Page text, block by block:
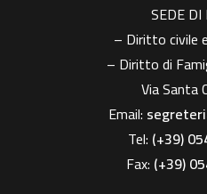
SEDE
– Diritto civile
– Diritto di
Via Santa
Email:
Tel: (+39)
Fax: (+39)